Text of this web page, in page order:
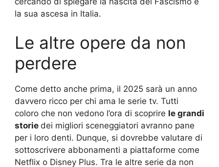
la sua ascesa in Italia.
Le altre opere da non
perdere
Come detto anche prima, il 2025 sarà un anno
davvero ricco per chi ama le serie tv. Tutti
coloro che non vedono l’ora di scoprire le grandi
storie dei migliori sceneggiatori avranno pane
per i loro denti. Dunque, si dovrebbe valutare di
sottoscrivere abbonamenti a piattaforme come
Netflix o Disney Plus. Tra le altre serie da non